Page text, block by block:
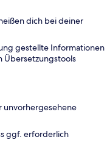
dich bei deiner
gestellte Informationen
Übersetzungstools
unvorhergesehene
ggf. erforderlich